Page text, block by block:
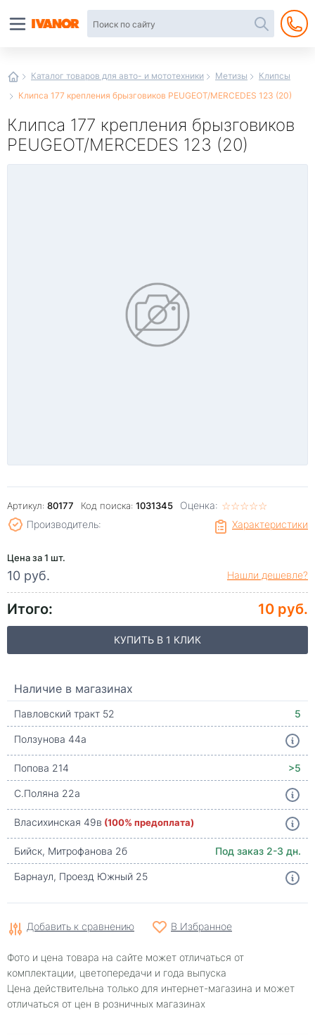
Каталог товаров для авто- и мототехники Метизы
Клипсы
Клипса 177 крепления брызговиков PEUGEOT/MERCEDES 123 (20)
Клипса 177 крепления брызговиков
PEUGEOT/MERCEDES 123 (20)
Артикул: 80177 Код поиска: 1031345 Оценка: ☆☆☆☆☆
★★★★★
Характеристики
Производитель:
Цена за 1 шт.
10 руб. Нашли дешевле?
Итого: 10 руб.
КУПИТЬ В 1 КЛИК
Наличие в магазинах
Павловский тракт 52
5
Ползунова 44а
Попова 214
>5
С.Поляна 22а
Власихинская 49в (100% предоплата)
Бийск, Митрофанова 2б
Под заказ 2-3 дн.
Барнаул, Проезд Южный 25
Добавить к сравнению В Избранное
Фото и цена товара на сайте может отличаться от
комплектации, цветопередачи и года выпуска
Цена действительна только для интернет-магазина и может
отличаться от цен в розничных магазинах
интернет-